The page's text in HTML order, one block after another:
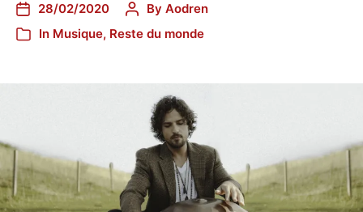
28/02/2020 By Aodren
In Musique, Reste du monde